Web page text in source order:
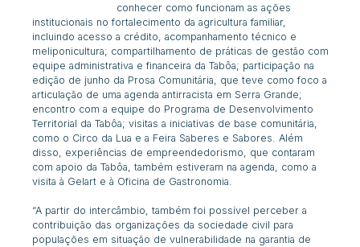
conhecer como funcionam as ações
institucionais no fortalecimento da agricultura familiar,
incluindo acesso a crédito, acompanhamento técnico e
meliponicultura; compartilhamento de práticas de gestão com
equipe administrativa e financeira da Tabôa; participação na
edição de junho da Prosa Comunitária, que teve como foco a
articulação de uma agenda antirracista em Serra Grande;
encontro com a equipe do Programa de Desenvolvimento
Territorial da Tabôa; visitas a iniciativas de base comunitária,
como o Circo da Lua e a Feira Saberes e Sabores. Além
disso, experiências de empreendedorismo, que contaram
com apoio da Tabôa, também estiveram na agenda, como a
visita à Gelart e à Oficina de Gastronomia.
“A partir do intercâmbio, também foi possível perceber a
contribuição das organizações da sociedade civil para
populações em situação de vulnerabilidade na garantia de